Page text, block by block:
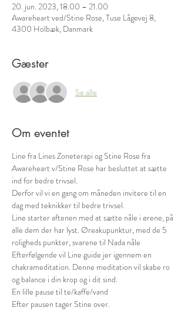
20. jun. 2023, 18.00 – 21.00
Awareheart ved/Stine Rose, Tuse Lågevej 8,
4300 Holbæk, Danmark
Gæster
Se alle
Om eventet
Line fra Lines Zoneterapi og Stine Rose fra
Awareheart v/Stine Rose har besluttet at sætte
ind for bedre trivsel.
Derfor vil vi en gang om måneden invitere til en
dag med teknikker til bedre trivsel.
Line starter aftenen med at sætte nåle i ørene, på
alle dem der har lyst. Øreakupunktur, med de 5
roligheds punkter, svarene til Nada nåle
Efterfølgende vil Line guide jer igennem en
chakrameditation. Denne meditation vil skabe ro
og balance i din krop og i dit sind.
En lille pause til te/kaffe/vand
Efter pausen tager Stine over.